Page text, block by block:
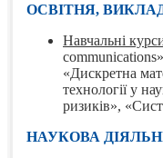
ОСВІТНЯ,
Навчальні
«Дискретна
технології у
ризиків»,
НАУКОВА